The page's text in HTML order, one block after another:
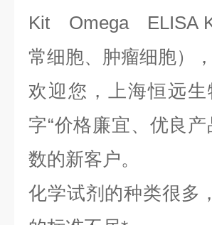
Kit Omega ELISA
常细胞、肿瘤细胞）
欢迎您，上海恒远
字“价格廉宜、优良
数的新客户。
化学试剂的种类很多